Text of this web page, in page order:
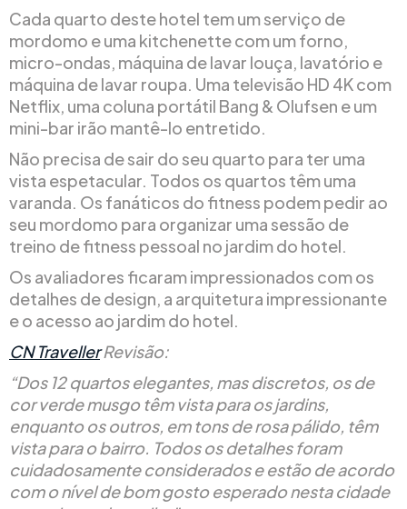
Cada quarto deste hotel tem um serviço de
mordomo e uma kitchenette com um forno,
micro-ondas, máquina de lavar louça, lavatório e
máquina de lavar roupa. Uma televisão HD 4K com
Netflix, uma coluna portátil Bang & Olufsen e um
mini-bar irão mantê-lo entretido.
Não precisa de sair do seu quarto para ter uma
vista espetacular. Todos os quartos têm uma
varanda. Os fanáticos do fitness podem pedir ao
seu mordomo para organizar uma sessão de
treino de fitness pessoal no jardim do hotel.
Os avaliadores ficaram impressionados com os
detalhes de design, a arquitetura impressionante
e o acesso ao jardim do hotel.
CN TravellerRevisão:
“Dos 12 quartos elegantes, mas discretos, os de
cor verde musgo têm vista para os jardins,
enquanto os outros, em tons de rosa pálido, têm
vista para o bairro. Todos os detalhes foram
cuidadosamente considerados e estão de acordo
com o nível de bom gosto esperado nesta cidade